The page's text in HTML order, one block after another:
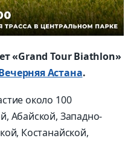
«Grand Tour Biathlon»
Астана.
около 100
Абайской, Западно-
Костанайской,